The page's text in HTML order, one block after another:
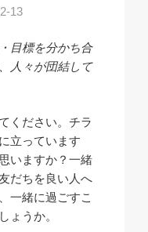
13
目標を分かち合
人々が団結して
ください。チラ
立っています
いますか？一緒
だちを良い人へ
一緒に過ごすこ
ょうか。